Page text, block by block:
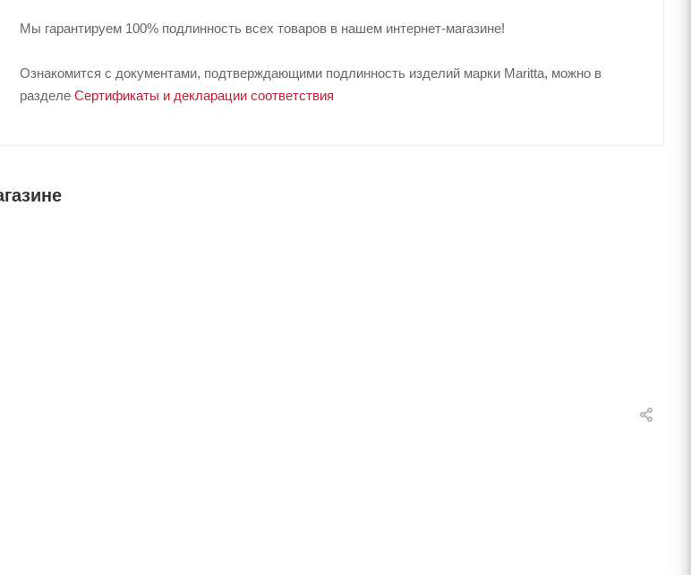
Мы гарантируем 100% подлинность всех товаров в нашем интернет-магазине!
Ознакомится с документами, подтверждающими подлинность изделий марки Maritta, можно в
разделе Сертификаты и декларации соответствия